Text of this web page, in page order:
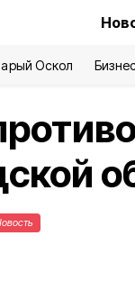
Оскол